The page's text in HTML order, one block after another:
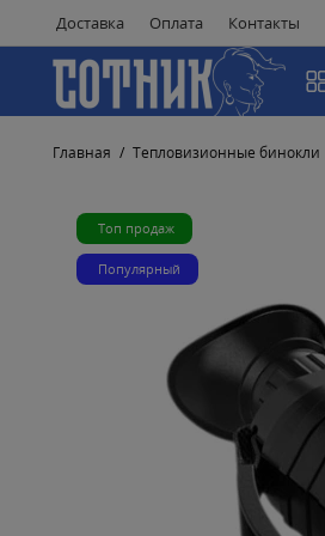
Доставка Оплата Контакты
Главная Тепловизионные бинокли
Топ продаж
Популярный